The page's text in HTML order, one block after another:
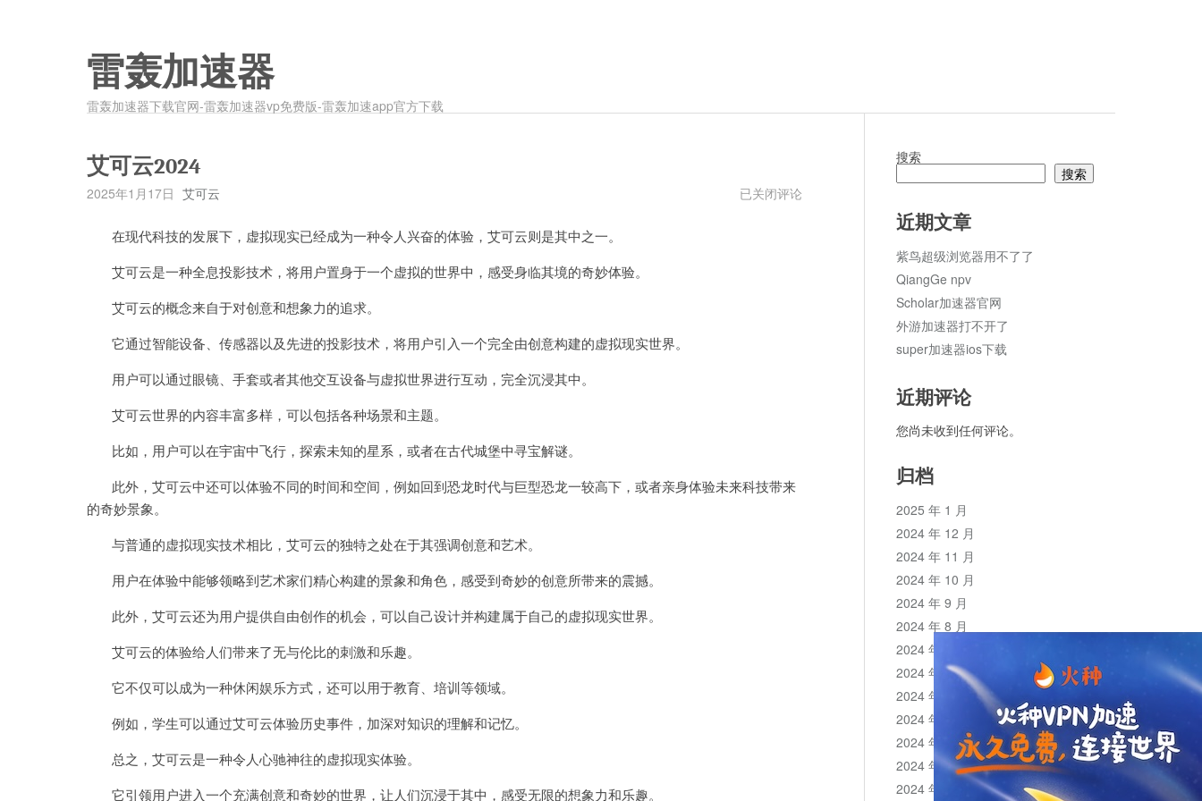
雷轰加速器
雷轰加速器下载官网-雷轰加速器vp免费版-雷轰加速app官方下载
艾可云2024
2025年1月17日 艾可云
艾
已关闭评论
在现代科技的发展下，虚拟现实已经成为一种令人兴奋的体验，艾可云则是其中之一。
艾可云是一种全息投影技术，将用户置身于一个虚拟的世界中，感受身临其境的奇妙体验。
艾可云的概念来自于对创意和想象力的追求。
它通过智能设备、传感器以及先进的投影技术，将用户引入一个完全由创意构建的虚拟现实世界。
用户可以通过眼镜、手套或者其他交互设备与虚拟世界进行互动，完全沉浸其中。
艾可云世界的内容丰富多样，可以包括各种场景和主题。
比如，用户可以在宇宙中飞行，探索未知的星系，或者在古代城堡中寻宝解谜。
此外，艾可云中还可以体验不同的时间和空间，例如回到恐龙时代与巨型恐龙一较高下，或者亲身体验未来科技带来
的奇妙景象。
与普通的虚拟现实技术相比，艾可云的独特之处在于其强调创意和艺术。
用户在体验中能够领略到艺术家们精心构建的景象和角色，感受到奇妙的创意所带来的震撼。
此外，艾可云还为用户提供自由创作的机会，可以自己设计并构建属于自己的虚拟现实世界。
艾可云的体验给人们带来了无与伦比的刺激和乐趣。
它不仅可以成为一种休闲娱乐方式，还可以用于教育、培训等领域。
例如，学生可以通过艾可云体验历史事件，加深对知识的理解和记忆。
总之，艾可云是一种令人心驰神往的虚拟现实体验。
它引领用户进入一个充满创意和奇妙的世界，让人们沉浸于其中，感受无限的想象力和乐趣。
搜索
搜索
近期文章
紫鸟超级浏览器用不了了
QiangGe npv
Scholar加速器官网
外游加速器打不开了
super加速器ios下载
近期评论
您尚未收到任何评论。
归档
2025 年 1 月
2024 年 12 月
2024 年 11 月
2024 年 10 月
2024 年 9 月
2024 年 8 月
2024 年 7 月
2024 年 6 月
2024 年 5 月
2024 年 4 月
2024 年 3 月
2024 年 2 月
2024 年 1 月